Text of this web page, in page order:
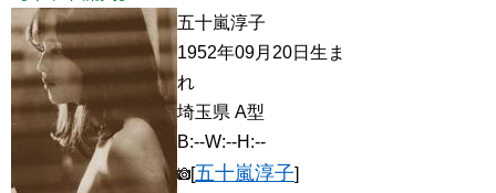
五十嵐淳子
1952年09月20日生ま
れ
埼玉県 A型
B:--W:--H:--
[五十嵐淳子]